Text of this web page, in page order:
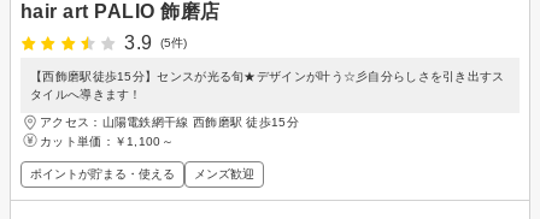
hair art PALIO 飾磨店
3.9
(5件)
【西飾磨駅徒歩15分】センスが光る旬★デザインが叶う☆彡自分らしさを引き出すス
タイルへ導きます！
アクセス：山陽電鉄網干線 西飾磨駅 徒歩15分
カット単価： ￥1,100～
ポイントが貯まる・使える メンズ歓迎